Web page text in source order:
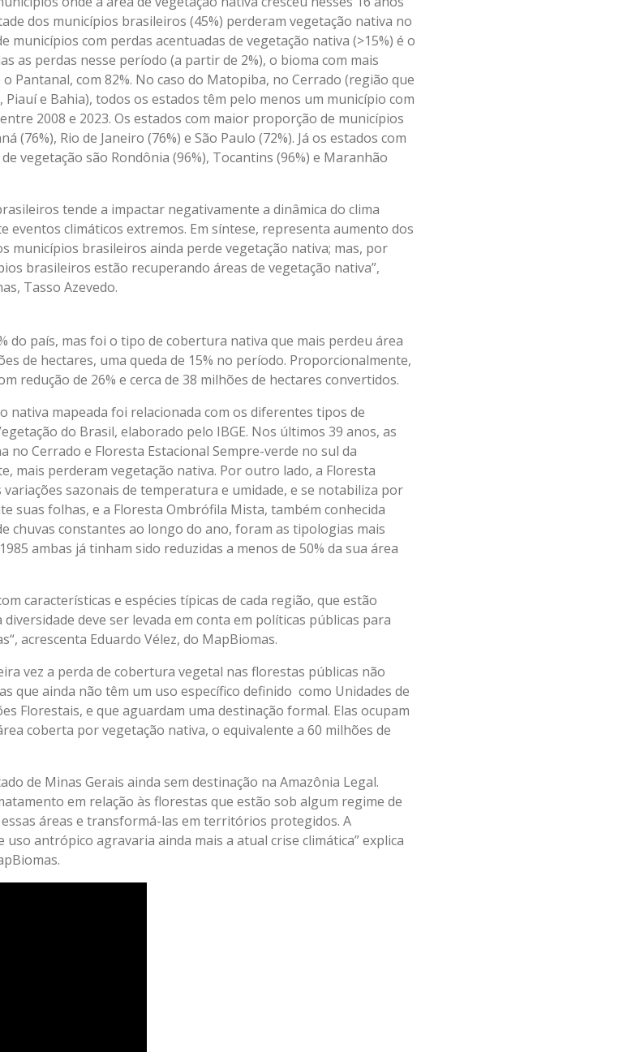
dos municípios brasileiros (45%) perderam vegetação nativa no
municípios com perdas acentuadas de vegetação nativa (>15%) é o
as perdas nesse período (a partir de 2%), o bioma com mais
Pantanal, com 82%. No caso do Matopiba, no Cerrado (região que
e Bahia), todos os estados têm pelo menos um município com
2008 e 2023. Os estados com maior proporção de municípios
(76%), Rio de Janeiro (76%) e São Paulo (72%). Já os estados com
vegetação são Rondônia (96%), Tocantins (96%) e Maranhão
tende a impactar negativamente a dinâmica do clima
climáticos extremos. Em síntese, representa aumento dos
municípios brasileiros ainda perde vegetação nativa; mas, por
brasileiros estão recuperando áreas de vegetação nativa”,
Tasso Azevedo.
do país, mas foi o tipo de cobertura nativa que mais perdeu área
de hectares, uma queda de 15% no período. Proporcionalmente,
redução de 26% e cerca de 38 milhões de hectares convertidos.
nativa mapeada foi relacionada com os diferentes tipos de
do Brasil, elaborado pelo IBGE. Nos últimos 39 anos, as
no Cerrado e Floresta Estacional Sempre-verde no sul da
mais perderam vegetação nativa. Por outro lado, a Floresta
variações sazonais de temperatura e umidade, e se notabiliza por
suas folhas, e a Floresta Ombrófila Mista, também conhecida
chuvas constantes ao longo do ano, foram as tipologias mais
ambas já tinham sido reduzidas a menos de 50% da sua área
características e espécies típicas de cada região, que estão
deve ser levada em conta em políticas públicas para
acrescenta Eduardo Vélez, do MapBiomas.
vez a perda de cobertura vegetal nas florestas públicas não
que ainda não têm um uso específico definido como Unidades de
Florestais, e que aguardam uma destinação formal. Elas ocupam
coberta por vegetação nativa, o equivalente a 60 milhões de
de Minas Gerais ainda sem destinação na Amazônia Legal.
em relação às florestas que estão sob algum regime de
áreas e transformá-las em territórios protegidos. A
antrópico agravaria ainda mais a atual crise climática” explica